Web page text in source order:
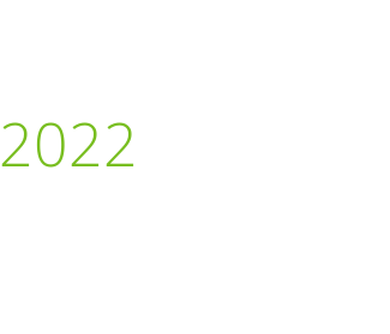
2022